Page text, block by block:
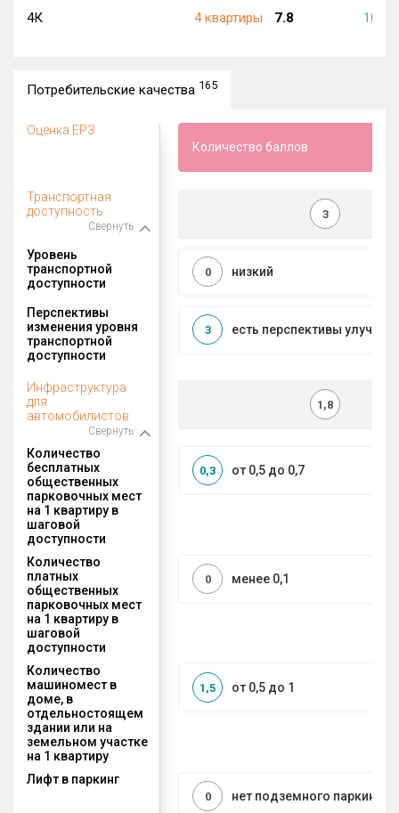
4К
4 квартиры 7.8 105
Потребительские качества 165
Оценка ЕРЗ
Количество баллов
Транспортная
доступность
Свернуть
3
Уровень
транспортной
доступности
низкий
0
Перспективы
изменения уровня
транспортной
доступности
есть перспективы
3
Инфраструктура
для
автомобилистов
Свернуть
1,8
Количество
бесплатных
общественных
парковочных мест
на 1 квартиру в
шаговой
доступности
от 0,5 до 0,7
0,3
Количество
платных
общественных
парковочных мест
на 1 квартиру в
шаговой
доступности
менее 0,1
0
Количество
машиномест в
доме, в
отдельностоящем
здании или на
земельном участке
на 1 квартиру
от 0,5 до 1
1,5
Лифт в паркинг
нет подземного паркинга
0